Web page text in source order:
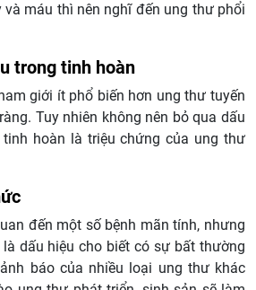
máu thì nên nghĩ đến ung thư phổi
trong tinh hoàn
giới ít phổ biến hơn ung thư tuyến
Tuy nhiên không nên bỏ qua dấu
tinh hoàn là triệu chứng của ung thư
đến một số bệnh mãn tính, nhưng
dấu hiệu cho biết có sự bất thường
báo của nhiều loại ung thư khác